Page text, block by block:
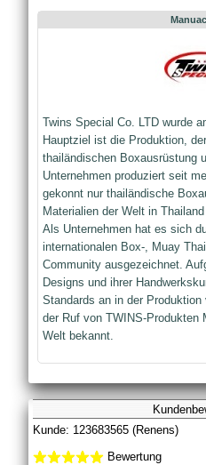
Twins Special Co. LTD wurde
Hauptziel ist die Produktion,
thailändischen Boxausrüstung
Unternehmen produziert seit
gekonnt nur thailändische
Materialien der Welt in
Als Unternehmen hat es sich
internationalen Box-, Muay
Community ausgezeichnet.
Designs und ihrer
Standards an in der
der Ruf von TWINS-Produkten
Welt bekannt.
Kunde: 123683565 (Renens)
Bewertung